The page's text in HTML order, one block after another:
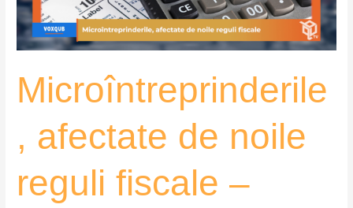
Microîntreprinderile
, afectate de noile
reguli fiscale –
VoxQub